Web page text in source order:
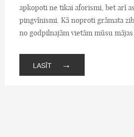
apkopoti ne tikai aforismi, bet arī
pingvīnismi. Kā noproti grāmata
no godpilnajām vietām mūsu mājas
LASĪT →